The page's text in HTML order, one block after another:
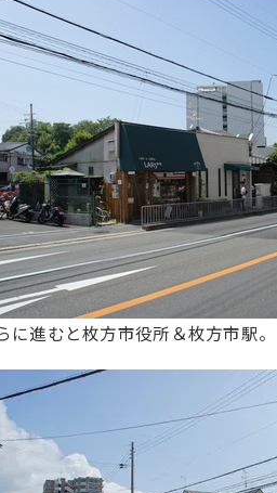
に進むと枚方市役所＆枚方市駅。